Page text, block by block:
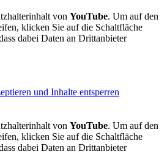
von YouTube. Um auf den
klicken Sie auf die Schaltfläche
dabei Daten an Drittanbieter
und Inhalte entsperren
von YouTube. Um auf den
klicken Sie auf die Schaltfläche
dabei Daten an Drittanbieter